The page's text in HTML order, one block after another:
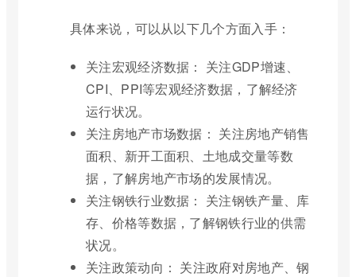
具体来说，可以从以下几个方面入手：
关注宏观经济数据： 关注GDP增速、
CPI、PPI等宏观经济数据，了解经济
运行状况。
关注房地产市场数据： 关注房地产销售
面积、新开工面积、土地成交量等数
据，了解房地产市场的发展情况。
关注钢铁行业数据： 关注钢铁产量、库
存、价格等数据，了解钢铁行业的供需
状况。
关注政策动向： 关注政府对房地产、钢